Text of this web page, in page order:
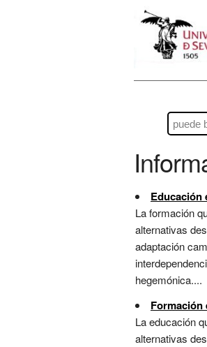
Educación
La formación
alternativas
adaptación
hegemónica....
Formación
La educación
alternativas